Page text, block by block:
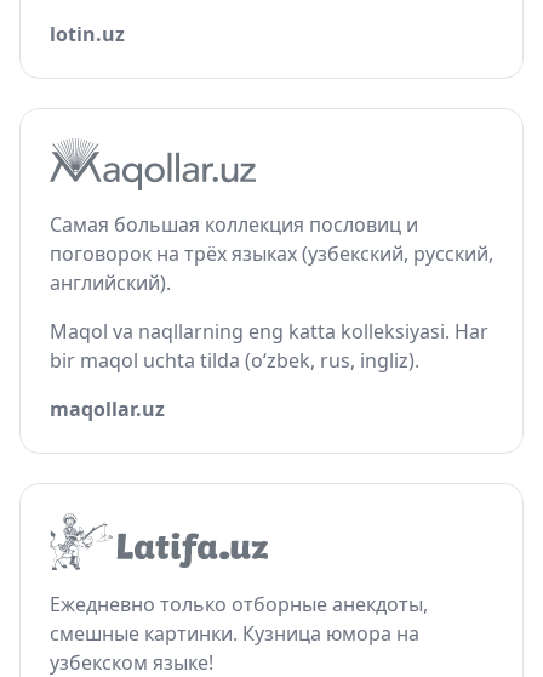
lotin.uz
Самая большая коллекция пословиц и
поговорок на трёх языках (узбекский, русский,
английский).
Maqol va naqllarning eng katta kolleksiyasi. Har
bir maqol uchta tilda (o‘zbek, rus, ingliz).
maqollar.uz
Ежедневно только отборные анекдоты,
смешные картинки. Кузница юмора на
узбекском языке!